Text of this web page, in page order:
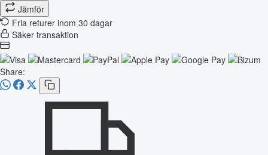
Jämför
Fria returer inom 30 dagar
Säker transaktion
Share: